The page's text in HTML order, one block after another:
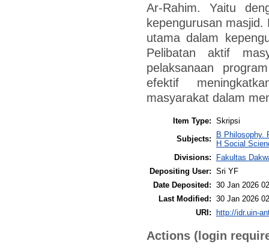
Ar-Rahim. Yaitu
kepengurusan
utama dalam
Pelibatan aktif
pelaksanaan
efektif
masyarakat dalam
Item Type: Skripsi
Subjects:
B Philosophy.
H Social
Divisions:
Fakultas
Depositing User: Sri YF
Date Deposited: 30 Jan 2026
Last Modified: 30 Jan 2026
URI: http://idr.uin-
Actions (login